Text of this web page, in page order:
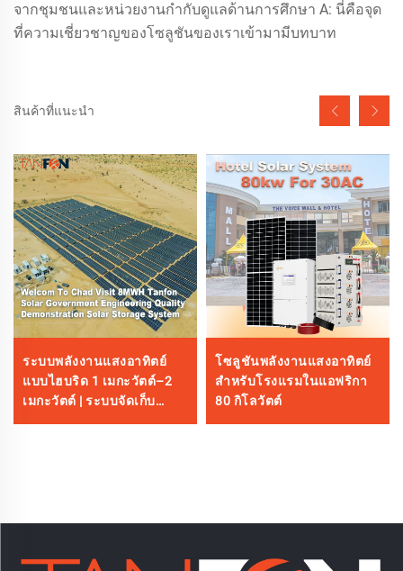
จากชุมชนและหน่วยงานกำกับดูแลด้านการศึกษา A: นี่คือจุด
ที่ความเชี่ยวชาญของโซลูชันของเราเข้ามามีบทบาท
สินค้าที่แนะนำ
ระบบพลังงานแสงอาทิตย์
แบบไฮบริด 1 เมกะวัตต์–2
เมกะวัตต์ | ระบบจัดเก็บ
พลังงานขนาดใหญ่
โซลูชันพลังงานแสงอาทิตย์
สำหรับโรงแรมในแอฟริกา
80 กิโลวัตต์